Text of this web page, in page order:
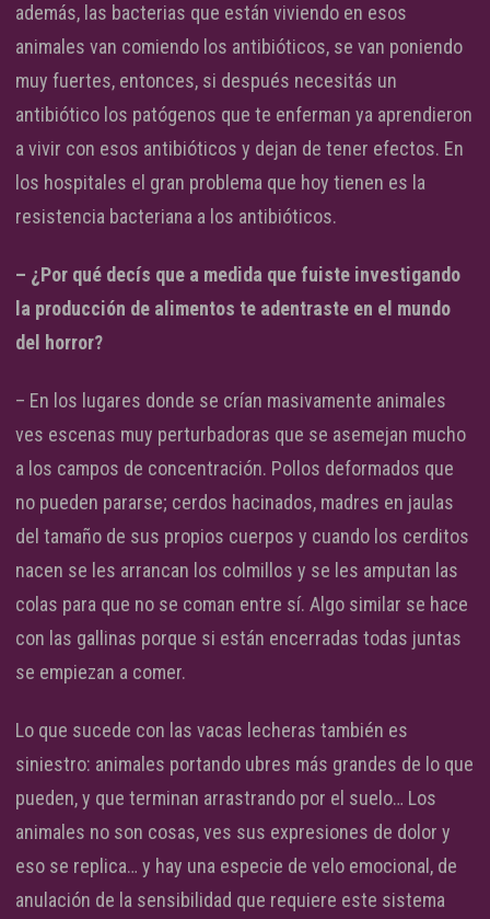
además, las bacterias que están viviendo en esos
animales van comiendo los antibióticos, se van poniendo
muy fuertes, entonces, si después necesitás un
antibiótico los patógenos que te enferman ya aprendieron
a vivir con esos antibióticos y dejan de tener efectos. En
los hospitales el gran problema que hoy tienen es la
resistencia bacteriana a los antibióticos.
– ¿Por qué decís que a medida que fuiste investigando
la producción de alimentos te adentraste en el mundo
del horror?
– En los lugares donde se crían masivamente animales
ves escenas muy perturbadoras que se asemejan mucho
a los campos de concentración. Pollos deformados que
no pueden pararse; cerdos hacinados, madres en jaulas
del tamaño de sus propios cuerpos y cuando los cerditos
nacen se les arrancan los colmillos y se les amputan las
colas para que no se coman entre sí. Algo similar se hace
con las gallinas porque si están encerradas todas juntas
se empiezan a comer.
Lo que sucede con las vacas lecheras también es
siniestro: animales portando ubres más grandes de lo que
pueden, y que terminan arrastrando por el suelo… Los
animales no son cosas, ves sus expresiones de dolor y
eso se replica… y hay una especie de velo emocional, de
anulación de la sensibilidad que requiere este sistema